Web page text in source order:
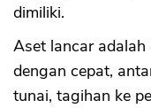
dimiliki.
Aset lancar
dengan cepat,
tunai, tagihan ke